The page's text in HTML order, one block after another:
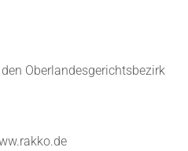
Oberlandesgerichtsbezirk